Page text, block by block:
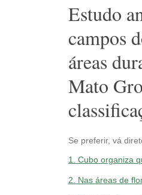
Estudo
campos
áreas
Mato
Se preferir, vá
1. Cubo organiza
2. Nas áreas de